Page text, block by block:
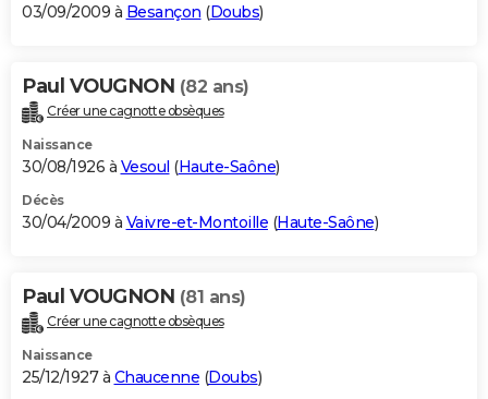
03/09/2009 à Besançon (Doubs)
Paul VOUGNON (82 ans)
Créer une cagnotte obsèques
Naissance
30/08/1926 à Vesoul (Haute-Saône)
Décès
30/04/2009 à Vaivre-et-Montoille (Haute-Saône)
Paul VOUGNON (81 ans)
Créer une cagnotte obsèques
Naissance
25/12/1927 à Chaucenne (Doubs)